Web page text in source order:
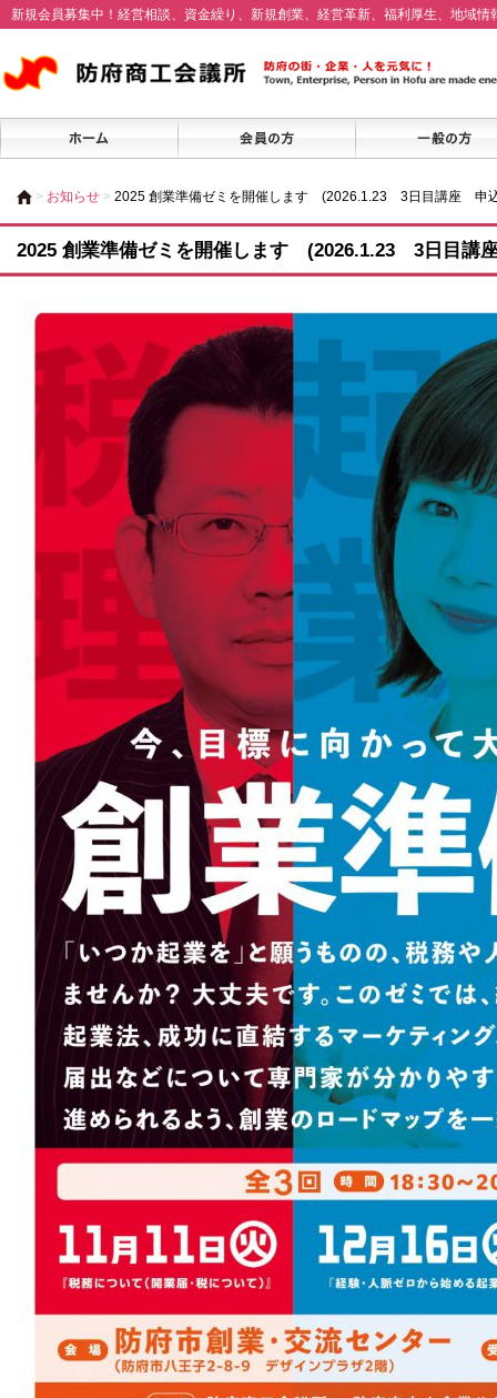
新規会員募集中！経営相談、資金繰り、新規創業、経営革新、福利厚生、地域
> お知らせ > 2025 創業準備ゼミを開催します (2026.1.23 3日目講座 申
2025 創業準備ゼミを開催します (2026.1.23 3日目講